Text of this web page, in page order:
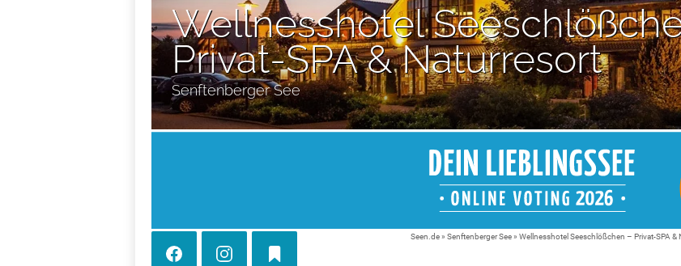
Wellnesshotel
Privat-SPA & Naturresort
Senftenberger See
Seen.de» Senftenberger See» Wellnesshotel Seeschlößchen – Privat-SPA &